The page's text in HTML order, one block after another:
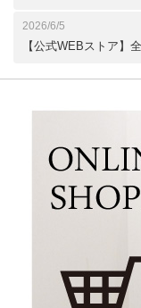
2026/6/5
【公式WEBストア】